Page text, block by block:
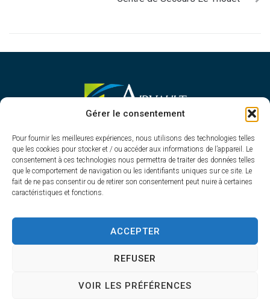
Gérer le consentement
Pour fournir les meilleures expériences, nous utilisons des technologies telles
que les cookies pour stocker et / ou accéder aux informations de l’appareil. Le
consentement à ces technologies nous permettra de traiter des données telles
que le comportement de navigation ou les identifiants uniques sur ce site. Le
fait de ne pas consentir ou de retirer son consentement peut nuire à certaines
caractéristiques et fonctions.
ACCEPTER
REFUSER
VOIR LES PRÉFÉRENCES
MAIRIE D'AIRVAULT
1 Rue Constant Balquet,
79600 Airvault
05 49 64 70 13
Contacter la mairie
Du lundi au vendredi
de 8h30 à 12h30 et de 13h45 à 17h30
AccessibilitéPlan du siteConfidentialité